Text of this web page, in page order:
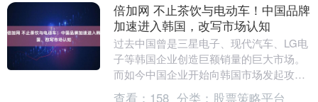
倍加网 不止茶饮与电动车！中国品牌
加速进入韩国，改写市场认知
过去中国曾是三星电子、现代汽车、LG电
子等韩国企业创造巨额销量的巨大市场。
而如今中国企业开始向韩国市场发起攻
势。韩国产业研究院资深研究委员赵哲
查看： 158 分类： 股票策略平台